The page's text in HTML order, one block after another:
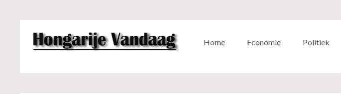
Home Economie Politiek